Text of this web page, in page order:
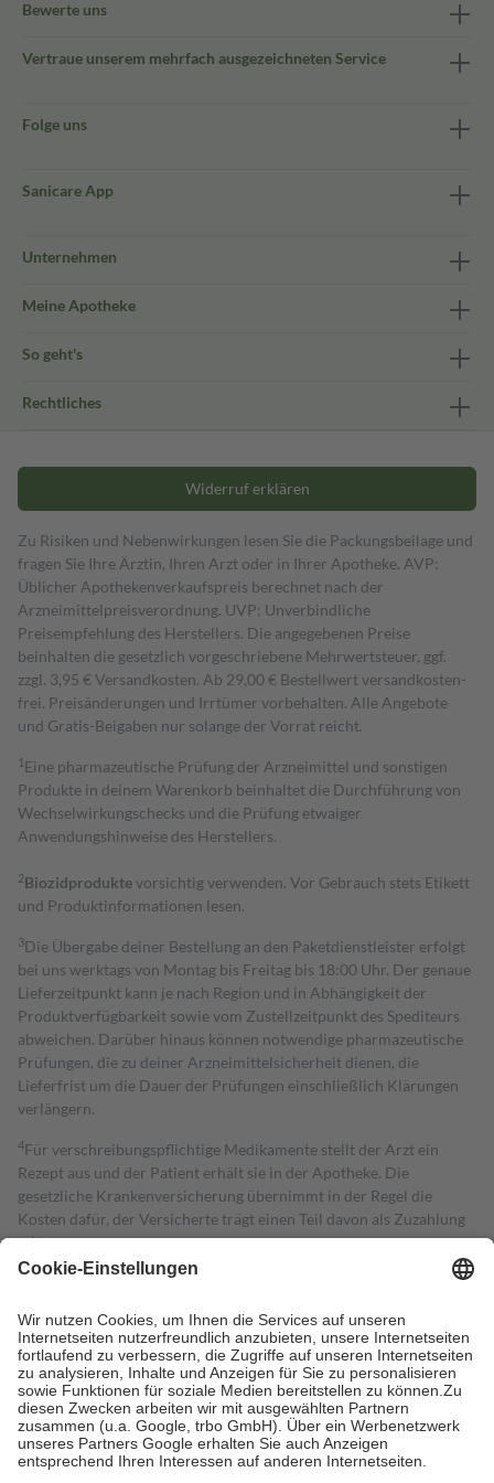
Bewerte uns
Vertraue unserem mehrfach ausgezeichneten Service
Folge uns
Sanicare App
Unternehmen
Meine Apotheke
So geht's
Rechtliches
Widerruf erklären
Zu Risiken und Nebenwirkungen lesen Sie die Packungsbeilage und
fragen Sie Ihre Ärztin, Ihren Arzt oder in Ihrer Apotheke. AVP:
Üblicher Apothekenverkaufspreis berechnet nach der
Arzneimittelpreisverordnung. UVP: Unverbindliche
Preisempfehlung des Herstellers. Die angegebenen Preise
beinhalten die gesetzlich vorgeschriebene Mehrwertsteuer, ggf.
zzgl. 3,95 € Versandkosten. Ab 29,00 € Bestell­wert versand­kosten­
frei. Preisänderungen und Irrtümer vorbehalten. Alle Angebote
und Gratis-Beigaben nur solange der Vorrat reicht.
1 Eine pharmazeutische Prüfung der Arzneimittel und sonstigen
Produkte in deinem Warenkorb beinhaltet die Durchführung von
Wechselwirkungschecks und die Prüfung etwaiger
Anwendungshinweise des Herstellers.
2Biozidproduktevorsichtig verwenden. Vor Gebrauch stets Etikett
und Produktinformationen lesen.
3Die Übergabe deiner Bestellung an den Paketdienstleister erfolgt
bei uns werktags von Montag bis Freitag bis 18:00 Uhr. Der genaue
Lieferzeitpunkt kann je nach Region und in Abhängigkeit der
Produktverfügbarkeit sowie vom Zustellzeitpunkt des Spediteurs
abweichen. Darüber hinaus können notwendige pharmazeutische
Prüfungen, die zu deiner Arzneimittelsicherheit dienen, die
Lieferfrist um die Dauer der Prüfungen einschließlich Klärungen
verlängern.
4Für verschreibungspflichtige Medikamente stellt der Arzt ein
Rezept aus und der Patient erhält sie in der Apotheke. Die
gesetzliche Krankenversicherung übernimmt in der Regel die
Kosten dafür, der Versicherte trägt einen Teil davon als Zuzahlung
mit.
Grundsätzlich leisten Mitglieder Zuzahlungen in Höhe von zehn
höchstens zehn Euro.
Es sind jedoch nie mehr als die tatsächlichen
Kosten der Leistung zu entrichten.
Diese Regeln gelten grundsätzlich auch für Online-Apotheken.
Bei Heilmitteln und häuslicher Krankenpflege beträgt die
Zuzahlung zehn Prozent der Kosten sowie zehn Euro je
Verordnung.
Um das Engagement der Versicherten für ihre eigene Gesundheit zu
stärken und die besondere Stellung der Familie zu unterstützen,